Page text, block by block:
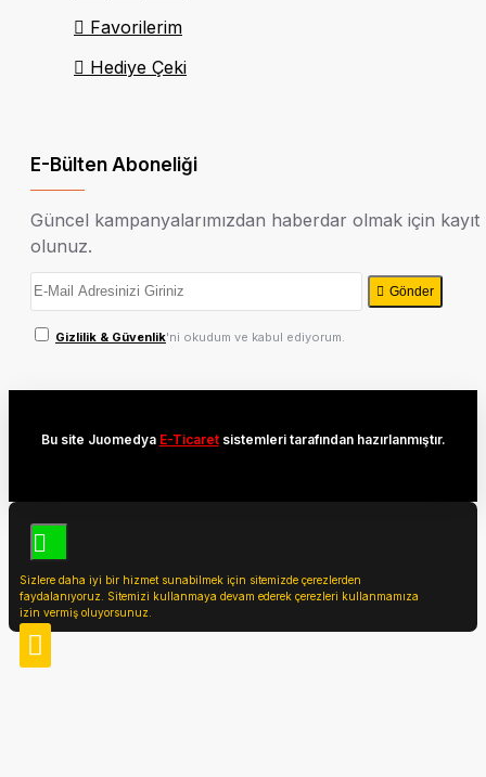
Favorilerim
Hediye Çeki
E-Bülten Aboneliği
Güncel kampanyalarımızdan haberdar olmak için kayıt
olunuz.
Gönder
Gizlilik & Güvenlik'ni okudum ve kabul ediyorum.
Bu site Juomedya E-Ticaretsistemleri tarafından hazırlanmıştır.
Sizlere daha iyi bir hizmet sunabilmek için sitemizde çerezlerden
faydalanıyoruz. Sitemizi kullanmaya devam ederek çerezleri kullanmamıza
izin vermiş oluyorsunuz.